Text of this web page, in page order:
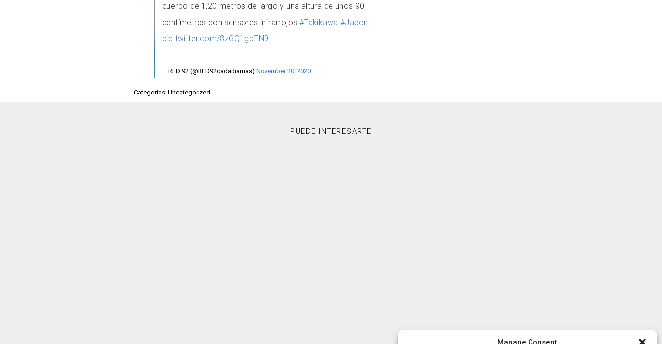
Manage Consent
cuerpo de 1,20 metros de largo y una altura de unos 90
centímetros con sensores infrarrojos. #Takikawa #Japon
pic.twitter.com/8zGQ1gpTN9
— RED 92 (@RED92cadadiamas) November 20, 2020
Categorías: Uncategorized
PUEDE INTERESARTE